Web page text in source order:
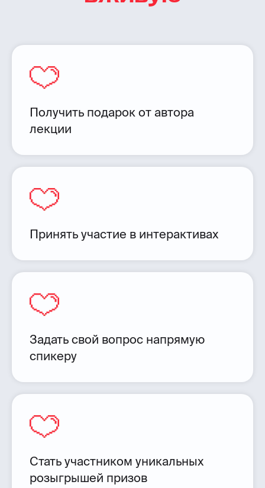
Получить подарок от автора
лекции
Принять участие в интерактивах
Задать свой вопрос напрямую
спикеру
Стать участником уникальных
розыгрышей призов